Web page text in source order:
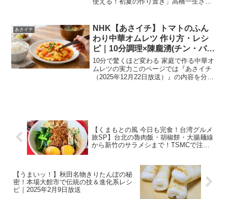
あさイチ
NHK【あさイチ】トマトのふん
わり中華オムレツ 作り方・レシ
ピ｜10分調理×陳龐湧(チン・バン
ユウ)監修｜2025年12月22日
10分で驚くほど変わる 家庭で作る中華オ
ムレツの実力このページでは『あさイチ
（2025年12月22日放送）』の内容を分か
【くまもとの風 今日も完食！台湾グルメ
旅SP】台北の魯肉飯・胡椒餅・大腸麺線
から新竹のサラメシまで！TSMCで注目
【うまいッ！】秋田名物きりたんぽの秘
密！本場大館市で伝統の技＆進化系レシ
ピ｜2025年2月9日放送